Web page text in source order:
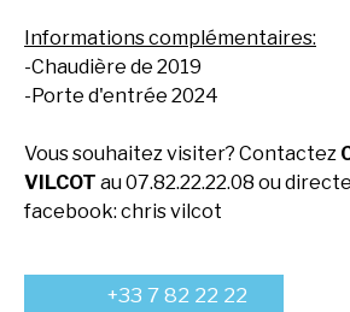
Informations complémentaires:
-Chaudière de 2019
-Porte d'entrée 2024
Vous souhaitez visiter? Contactez
VILCOT au 07.82.22.22.08 ou
facebook: chris vilcot
+33 7 82 22 22